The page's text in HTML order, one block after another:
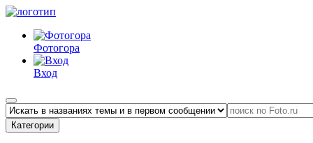
Фотогора
Вход
Категории